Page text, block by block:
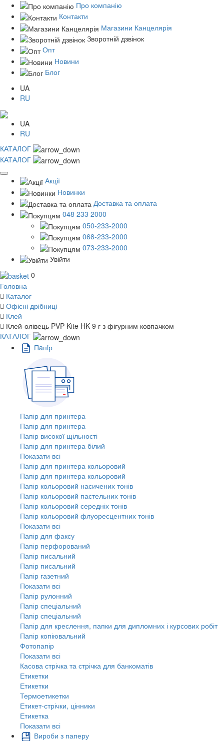
Про компанію
Контакти
Магазини Канцелярія
Зворотній дзвінок
Опт
Новини
Блог
UA
RU
UA
RU
КАТАЛОГ
КАТАЛОГ
Акції
Новинки
Доставка та оплата
048 233 2000
050-233-2000
068-233-2000
073-233-2000
Увійти
0
Головна
Каталог
Офісні дрібниці
Клей
Клей-олівець PVP Kite HK 9 г з фігурним ковпачком
КАТАЛОГ
Пaпiр
Папір для принтера
Папір для принтера
Папір високої щільності
Папір для принтера білий
Показати всі
Папір для принтера кольоровий
Папір для принтера кольоровий
Папір кольоровий насичених тонів
Папір кольоровий пастельних тонів
Папір кольоровий середніх тонів
Папір кольоровий флуоресцентних тонів
Показати всі
Папір для факсу
Папір перфорований
Папір писальний
Папір писальний
Папір газетний
Показати всі
Папір рулонний
Папір спеціальний
Папір спеціальний
Папір для креслення, папки для дипломних і курсових робіт
Папір копіювальний
Фотопапір
Показати всі
Касова стрічка та стрічка для банкоматів
Етикетки
Етикетки
Термоетикетки
Етикет-стрічки, цінники
Етикетка
Показати всі
Вироби з паперу